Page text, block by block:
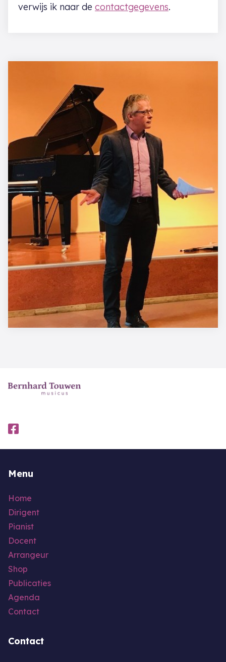
verwijs ik naar de contactgegevens.
Menu
Home
Dirigent
Pianist
Docent
Arrangeur
Shop
Publicaties
Agenda
Contact
Contact